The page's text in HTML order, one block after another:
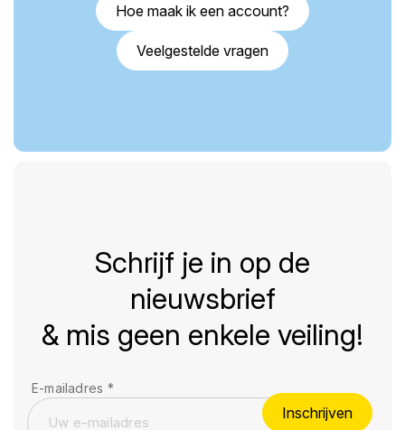
Hoe maak ik een account?
Veelgestelde vragen
Schrijf je in op de
nieuwsbrief
& mis geen enkele veiling!
E-mailadres *
Inschrijven